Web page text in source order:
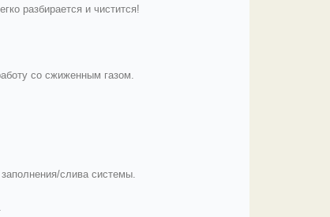
разбирается и чистится!
со сжиженным газом.
слива системы.